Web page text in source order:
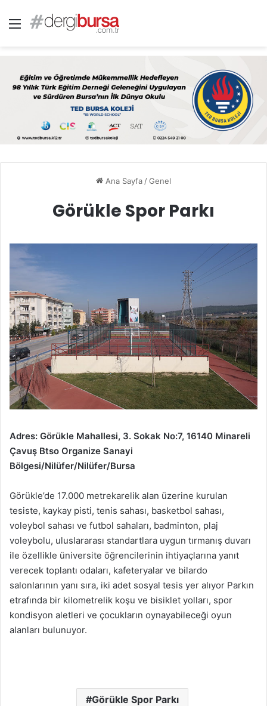
Menü
Ana Sayfa/Genel
Görükle Spor Parkı
Adres: Görükle Mahallesi, 3. Sokak No:7, 16140 Minareli
Çavuş Btso Organize Sanayi
Bölgesi/Nilüfer/Nilüfer/Bursa
Görükle’de 17.000 metrekarelik alan üzerine kurulan
tesiste, kaykay pisti, tenis sahası, basketbol sahası,
voleybol sahası ve futbol sahaları, badminton, plaj
voleybolu, uluslararası standartlara uygun tırmanış duvarı
ile özellikle üniversite öğrencilerinin ihtiyaçlarına yanıt
verecek toplantı odaları, kafeteryalar ve bilardo
salonlarının yanı sıra, iki adet sosyal tesis yer alıyor Parkın
etrafında bir kilometrelik koşu ve bisiklet yolları, spor
kondisyon aletleri ve çocukların oynayabileceği oyun
alanları bulunuyor.
Görükle Spor Parkı